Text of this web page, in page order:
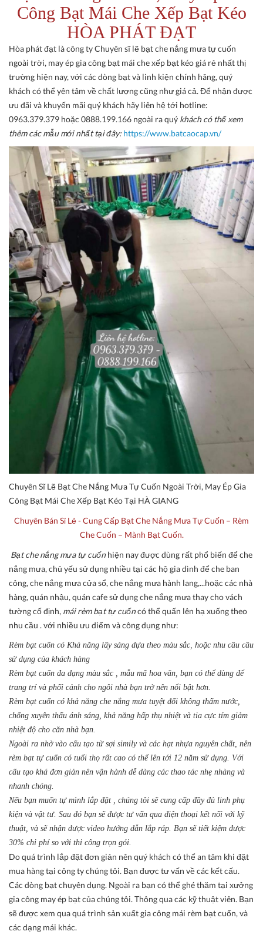
Công Bạt Mái Che Xếp Bạt Kéo
HÒA PHÁT ĐẠT
Hòa phát đạt là công ty Chuyên sĩ lẽ bạt che nắng mưa tự cuốn
ngoài trời, may ép gia công bạt mái che xếp bạt kéo giá rẻ nhất thị
trường hiện nay, với các dòng bạt và linh kiện chính hãng, quý
khách có thể yên tâm về chất lượng cũng như giá cả. Để nhận được
ưu đãi và khuyến mãi quý khách hãy liên hệ tới hotline:
0963.379.379 hoặc 0888.199.166 ngoài ra quý khách có thể xem
thêm các mẫu mới nhất tại đây: https://www.batcaocap.vn/​
Chuyên Sĩ Lẽ Bạt Che Nắng Mưa Tự Cuốn Ngoài Trời, May Ép Gia
Công Bạt Mái Che Xếp Bạt Kéo Tại HÀ GIANG
Chuyên Bán Sỉ Lẻ - Cung Cấp Bạt Che Nắng Mưa Tự Cuốn – Rèm
Che Cuốn – Mành Bạt Cuốn.
Bạt che nắng mưa tự cuốnhiện nay được dùng rất phổ biến để che
nắng mưa, chủ yếu sử dụng nhiều tại các hộ gia dình để che ban
công, che nắng mưa cửa sổ, che nắng mưa hành lang,...hoặc các nhà
hàng, quán nhậu, quán cafe sử dụng che nắng mưa thay cho vách
tường cố định, mái rèm bạt tự cuốncó thể quấn lên hạ xuống theo
nhu cầu . với nhiều ưu diểm và công dụng như:
Rèm bạt cuốn có Khả năng lấy sáng dựa theo màu sắc, hoặc nhu cầu cầu
sử dụng của khách hàng
Rèm bạt cuốn đa dạng màu sắc , mẫu mã hoa văn, bạn có thể dùng để
trang trí và phối cảnh cho ngôi nhà bạn trở nên nổi bật hơn.
Rèm bạt cuốn có khả năng che nắng mưa tuyệt đối không thấm nước,
chống xuyên thấu ánh sáng, khả năng hấp thụ nhiệt và tia cực tím giảm
nhiệt độ cho căn nhà bạn.
Ngoài ra nhờ vào cấu tạo từ sợi simily và các hạt nhựa nguyên chất, nên
rèm bạt tự cuốn có tuổi thọ rất cao có thể lên tới 12 năm sử dụng. Với
cấu tạo khá đơn giản nên vận hành dễ dàng các thao tác nhẹ nhàng và
nhanh chóng.
Nếu bạn muốn tự mình lắp đặt , chúng tôi sẽ cung cấp đầy đủ linh phụ
kiện và vật tư. Sau đó bạn sẽ được tư vấn qua điện thoại kết nối với kỹ
thuật, và sẽ nhận được video hướng dẫn lắp ráp. Bạn sẽ tiết kiệm được
30% chi phí so với thi công trọn gói.
Do quá trình lắp đặt đơn giản nên quý khách có thể an tâm khi đặt
mua hàng tại công ty chúng tôi. Bạn được tư vấn về các kết cấu.
Các dòng bạt chuyên dụng. Ngoài ra bạn có thể ghé thăm tại xưởng
gia công may ép bạt của chúng tôi. Thông qua các kỹ thuật viên. Bạn
sẽ được xem qua quá trình sản xuất gia công mái rèm bạt cuốn, và
các dạng mái khác.